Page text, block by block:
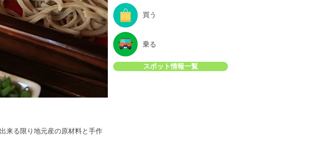
買う
乗る
スポット情報一覧
来る限り地元産の原材料と手作